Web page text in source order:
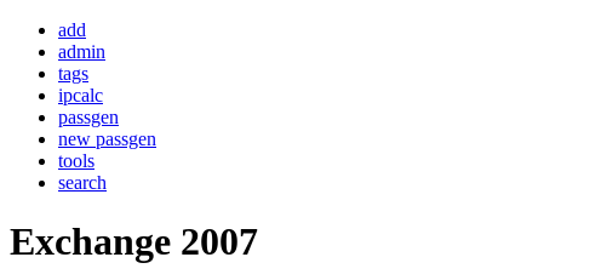
add
admin
tags
ipcalc
passgen
new passgen
tools
search
Exchange 2007